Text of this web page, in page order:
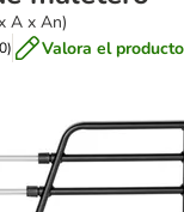
A x An)
0) Valora el producto